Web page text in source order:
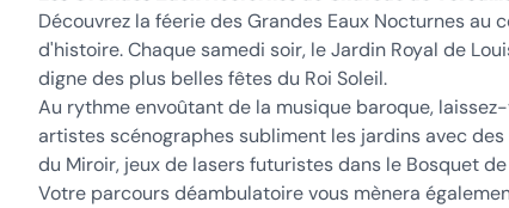
Découvrez la féerie des Grandes Eaux Nocturnes
d'histoire. Chaque samedi soir, le Jardin Royal de
digne des plus belles fêtes du Roi Soleil.
Au rythme envoûtant de la musique baroque,
artistes scénographes subliment les jardins avec
du Miroir, jeux de lasers futuristes dans le Bosquet
Votre parcours déambulatoire vous mènera